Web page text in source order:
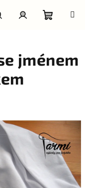
košík
jménem